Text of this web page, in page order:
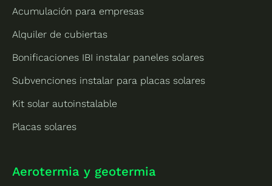
Acumulación para empresas
Alquiler de cubiertas
Bonificaciones IBI instalar paneles solares
Subvenciones instalar para placas solares
Kit solar autoinstalable
Placas solares
Aerotermia y geotermia